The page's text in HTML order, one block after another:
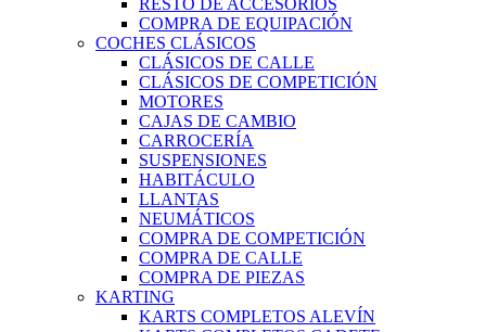
RESTO DE ACCESORIOS
COMPRA DE EQUIPACIÓN
COCHES CLÁSICOS
CLÁSICOS DE CALLE
CLÁSICOS DE COMPETICIÓN
MOTORES
CAJAS DE CAMBIO
CARROCERÍA
SUSPENSIONES
HABITÁCULO
LLANTAS
NEUMÁTICOS
COMPRA DE COMPETICIÓN
COMPRA DE CALLE
COMPRA DE PIEZAS
KARTING
KARTS COMPLETOS ALEVÍN